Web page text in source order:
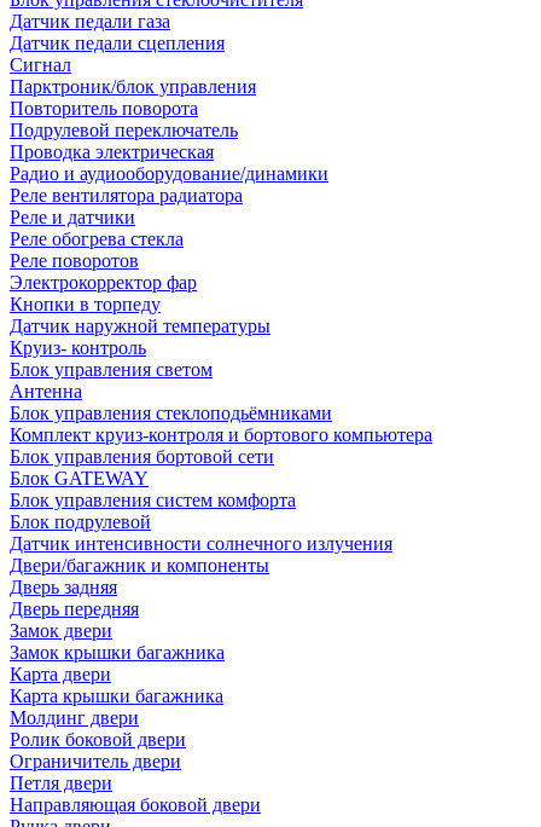
Датчик педали газа
Датчик педали сцепления
Сигнал
Парктроник/блок управления
Повторитель поворота
Подрулевой переключатель
Проводка электрическая
Радио и аудиооборудование/динамики
Реле вентилятора радиатора
Реле и датчики
Реле обогрева стекла
Реле поворотов
Электрокорректор фар
Кнопки в торпеду
Датчик наружной температуры
Круиз- контроль
Блок управления светом
Антенна
Блок управления стеклоподьёмниками
Комплект круиз-контроля и бортового компьютера
Блок управления бортовой сети
Блок GATEWAY
Блок управления систем комфорта
Блок подрулевой
Датчик интенсивности солнечного излучения
Двери/багажник и компоненты
Дверь задняя
Дверь передняя
Замок двери
Замок крышки багажника
Карта двери
Карта крышки багажника
Молдинг двери
Ролик боковой двери
Ограничитель двери
Петля двери
Направляющая боковой двери